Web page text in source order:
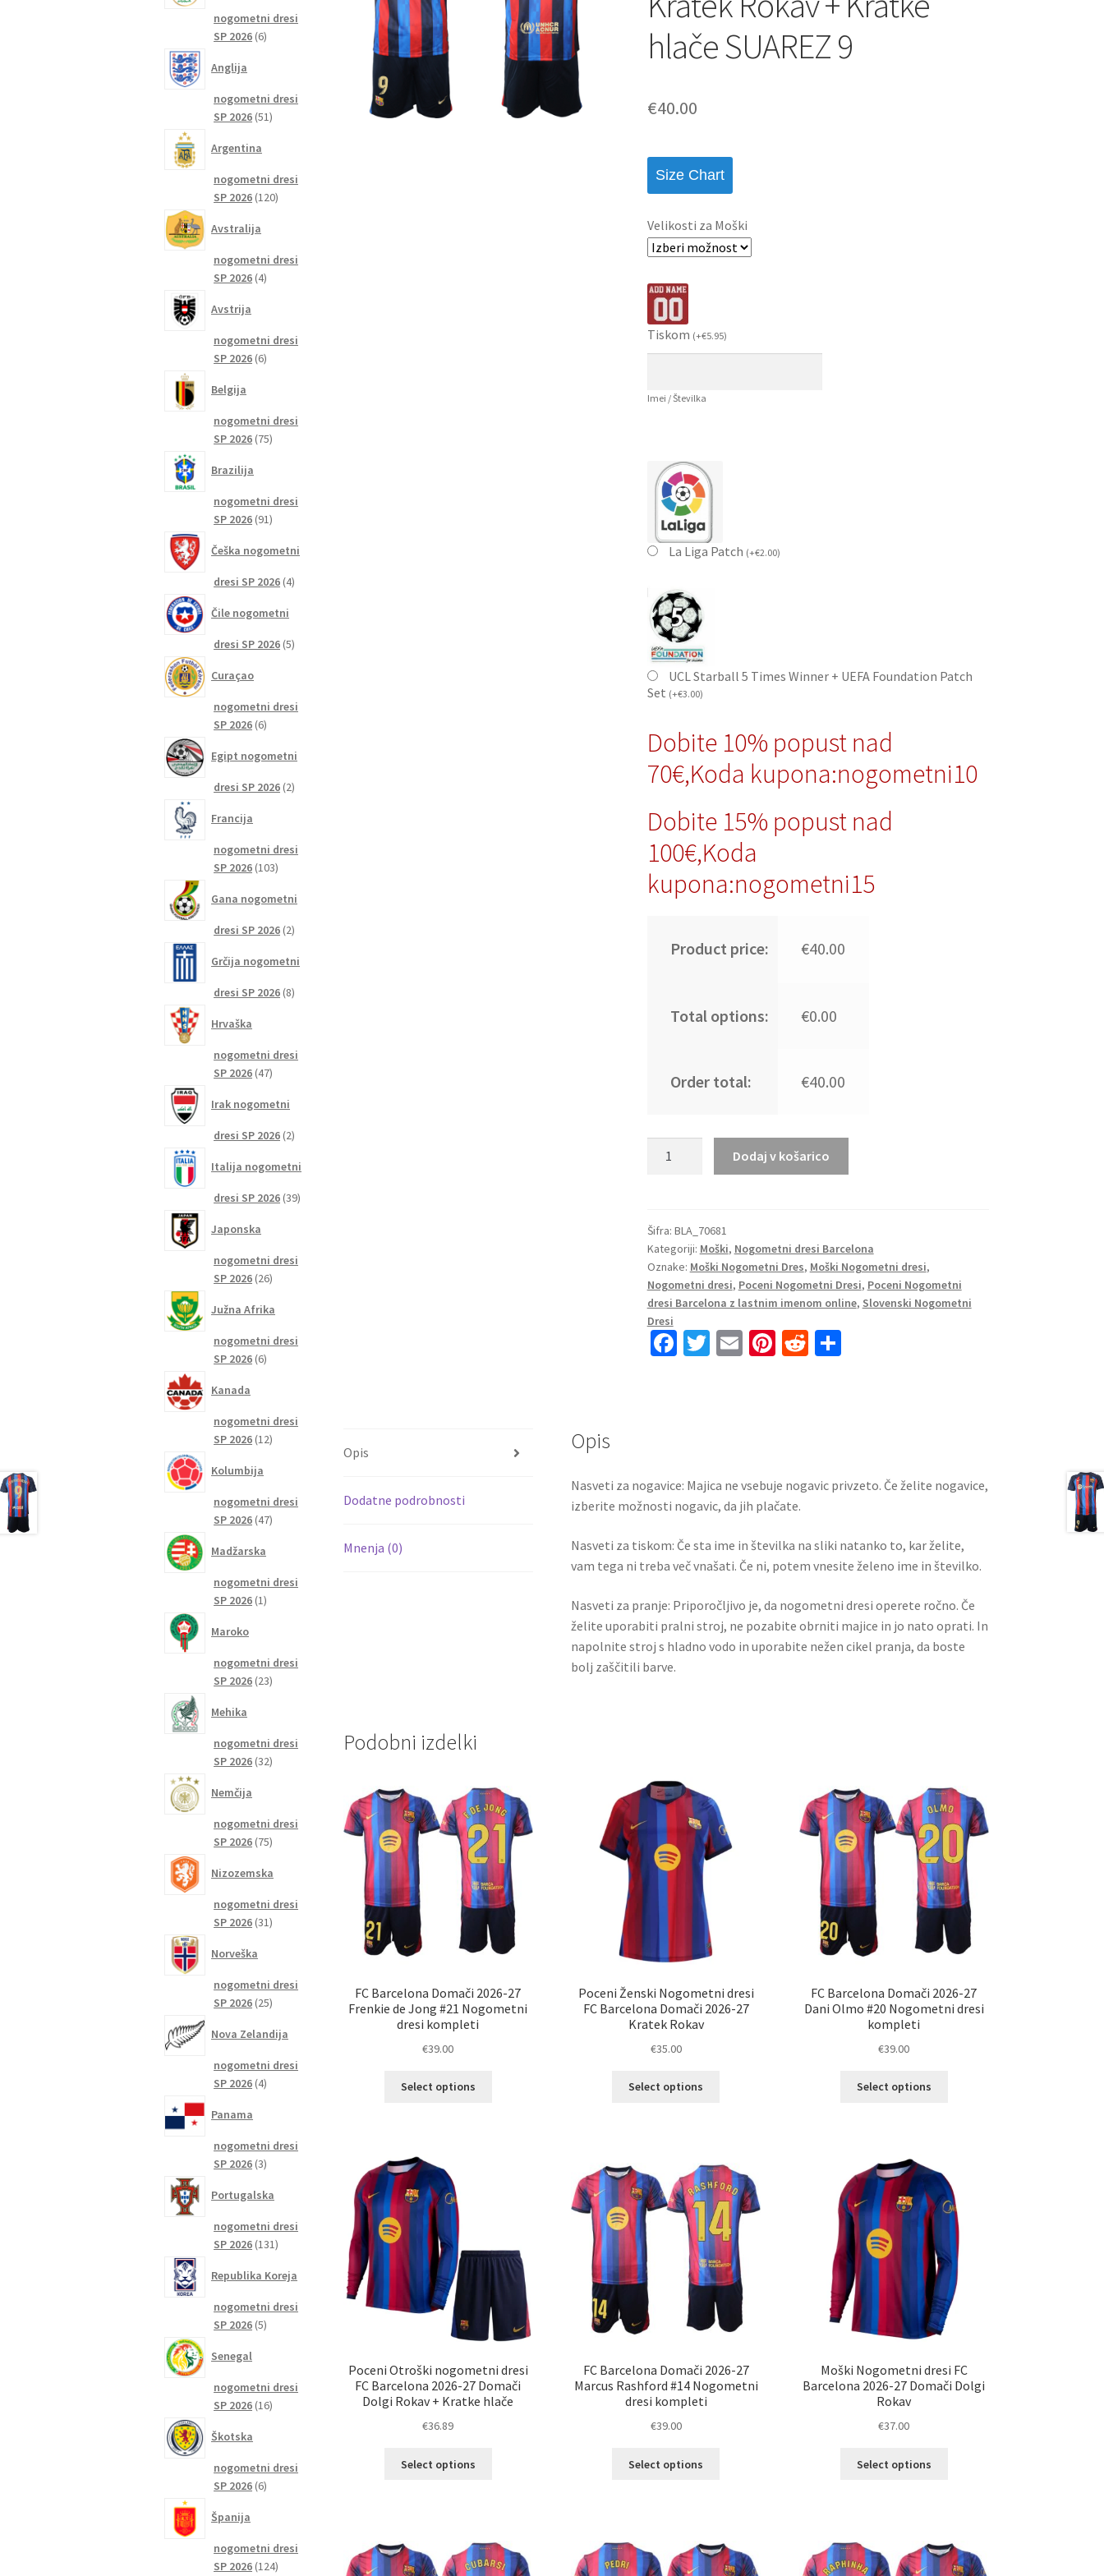
hlače SUAREZ 9
€40.00
Size Chart
Velikosti za Moški
Tiskom (+€5.95)
Imei / Številka
La Liga Patch (+€2.00)
UCL Starball 5 Times Winner + UEFA Foundation Patch
Set (+€3.00)
Dobite 10% popust nad
70€,Koda kupona:nogometni10
Dobite 15% popust nad
100€,Koda
kupona:nogometni15
Product price: €40.00
Total options: €0.00
Order total: €40.00
Barcelona
Domači
2023
Kratek
Rokav
+
Kratke
Dodaj v košarico
Šifra: BLA_70681
Kategoriji: Moški, Nogometni dresi Barcelona
Oznake: Moški Nogometni Dres, Moški Nogometni dresi,
Nogometni dresi, Poceni Nogometni Dresi, Poceni Nogometni
dresi Barcelona z lastnim imenom online, Slovenski Nogometni
Dresi
Fa
k
T E Pi R S
Opis
Dodatne podrobnosti
Mnenja (0)
Opis
Nasveti za nogavice: Majica ne vsebuje nogavic privzeto. Če želite nogavice,
izberite možnosti nogavic, da jih plačate.
Nasveti za tiskom: Če sta ime in številka na sliki natanko to, kar želite,
vam tega ni treba več vnašati. Če ni, potem vnesite želeno ime in številko.
Nasveti za pranje: Priporočljivo je, da nogometni dresi operete ročno. Če
želite uporabiti pralni stroj, ne pozabite obrniti majice in jo nato oprati. In
napolnite stroj s hladno vodo in uporabite nežen cikel pranja, da boste
bolj zaščitili barve.
Podobni izdelki
FC Barcelona Domači 2026-27
Frenkie de Jong #21 Nogometni
dresi kompleti
€39.00
Select options
izdelka
Poceni Ženski Nogometni dresi
FC Barcelona Domači 2026-27
Kratek Rokav
€35.00
Select options
Možnosti
lahko
izberete
na
strani
izdelka
FC Barcelona Domači 2026-27
Dani Olmo #20 Nogometni dresi
kompleti
€39.00
Select options
lahko
izberete
na
strani
izdelka
Poceni Otroški nogometni dresi
FC Barcelona 2026-27 Domači
Dolgi Rokav + Kratke hlače
€36.89
Select options
Možnosti
lahko
FC Barcelona Domači 2026-27
Marcus Rashford #14 Nogometni
dresi kompleti
€39.00
Select options
Možnosti
lahko
Moški Nogometni dresi FC
Barcelona 2026-27 Domači Dolgi
Rokav
€37.00
Select options
Možnosti
lahko
nogometni dresi
SP 2026 66
Anglija
nogometni dresi
SP 2026 5151
Argentina
nogometni dresi
SP 2026 120120
Avstralija
nogometni dresi
SP 2026 44
Avstrija
nogometni dresi
SP 2026 66
Belgija
nogometni dresi
SP 2026 7575
Brazilija
nogometni dresi
SP 2026 9191
Češka nogometni
dresi SP 2026 44
Čile nogometni
dresi SP 2026 55
Curaçao
nogometni dresi
SP 2026 66
Egipt nogometni
dresi SP 2026 22
Francija
nogometni dresi
SP 2026 103103
Gana nogometni
dresi SP 2026 22
Grčija nogometni
dresi SP 2026 88
Hrvaška
nogometni dresi
SP 2026 4747
Irak nogometni
dresi SP 2026 22
Italija nogometni
dresi SP 2026 3939
Japonska
nogometni dresi
SP 2026 2626
Južna Afrika
nogometni dresi
SP 2026 66
Kanada
nogometni dresi
SP 2026 1212
Kolumbija
nogometni dresi
SP 2026 4747
Madžarska
nogometni dresi
SP 2026 11
Maroko
nogometni dresi
SP 2026 2323
Mehika
nogometni dresi
SP 2026 3232
Nemčija
nogometni dresi
SP 2026 7575
Nizozemska
nogometni dresi
SP 2026 3131
Norveška
nogometni dresi
SP 2026 2525
Nova Zelandija
nogometni dresi
SP 2026 44
Panama
nogometni dresi
SP 2026 33
Portugalska
nogometni dresi
SP 2026 131131
Republika Koreja
nogometni dresi
SP 2026 55
Senegal
nogometni dresi
SP 2026 1616
Škotska
nogometni dresi
SP 2026 66
Španija
nogometni dresi
SP 2026 124124